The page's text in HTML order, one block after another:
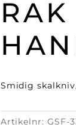
RAK
Smidig
Artikelnr:GSF-